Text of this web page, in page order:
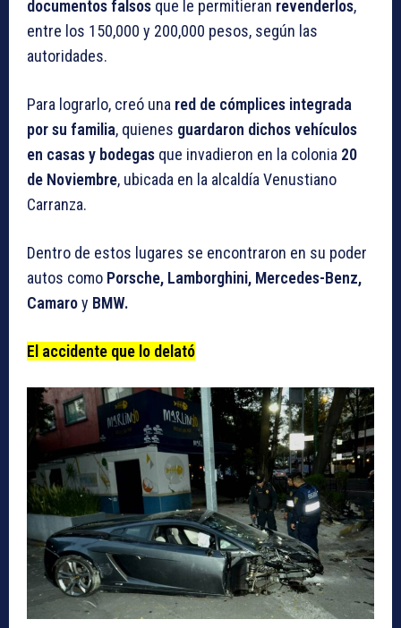
documentos falsos que le permitieran revenderlos,
entre los 150,000 y 200,000 pesos, según las
autoridades.
Para lograrlo, creó una red de cómplices integrada
por su familia, quienes guardaron dichos vehículos
en casas y bodegas que invadieron en la colonia 20
de Noviembre, ubicada en la alcaldía Venustiano
Carranza.
Dentro de estos lugares se encontraron en su poder
autos como Porsche, Lamborghini, Mercedes-Benz,
Camaroy BMW.
El accidente que lo delató